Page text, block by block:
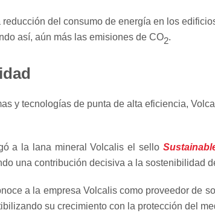
del consumo de energía en los
así, aún más las emisiones de CO2.
y tecnologías de punta de alta eficiencia,
a la lana mineral Volcalis el sello
una contribución decisiva a la sostenibilidad
a la empresa Volcalis como proveedor de
su crecimiento con la protección del